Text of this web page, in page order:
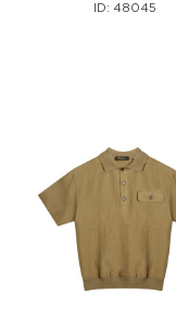
ID: 48045